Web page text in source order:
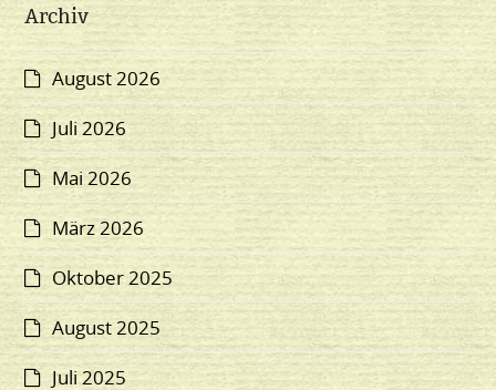
Archiv
August 2026
Juli 2026
Mai 2026
März 2026
Oktober 2025
August 2025
Juli 2025